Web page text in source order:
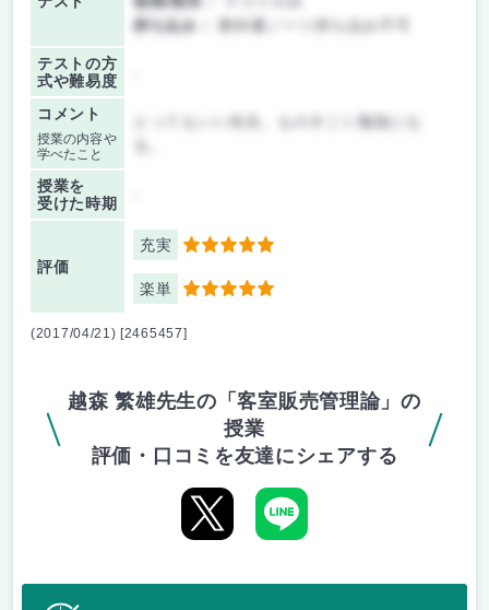
持ち込み：
教科書ノート持ち込み不可
テストの方
式や難易度
コメント
授業の内容や
学べたこと
とってもいい先生。ものすごく勉強にな
授業を
受けた時期
評価
充実 5
楽単 5
(2017/04/21) [2465457]
越森 繁雄先生の「客室販売管理論」の
授業
評価・口コミを友達にシェアする